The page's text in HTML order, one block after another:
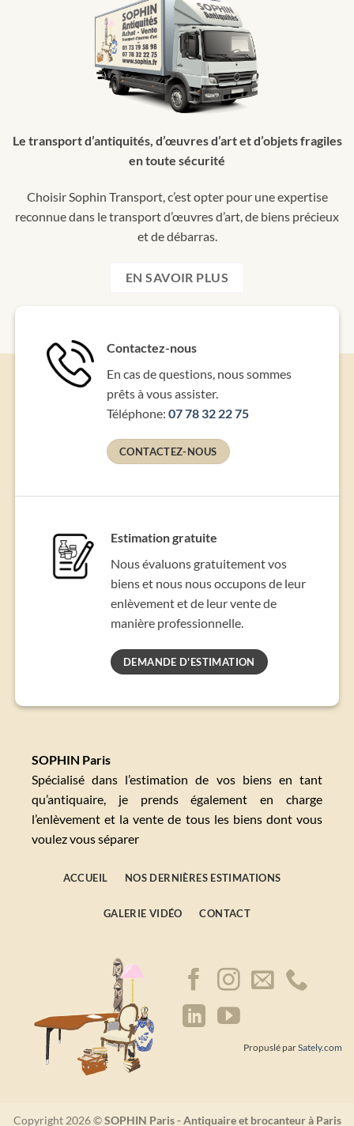
Le transport d’antiquités, d’œuvres d’art et d’objets fragiles
en toute sécurité
Choisir Sophin Transport, c’est opter pour une expertise
reconnue dans le transport d’œuvres d’art, de biens précieux
et de débarras.
EN SAVOIR PLUS
Contactez-nous
En cas de questions, nous sommes
prêts à vous assister.
Téléphone: 07 78 32 22 75
CONTACTEZ-NOUS
Estimation gratuite
Nous évaluons gratuitement vos
biens et nous nous occupons de leur
enlèvement et de leur vente de
manière professionnelle.
DEMANDE D'ESTIMATION
SOPHIN Paris
Spécialisé dans l’estimation de vos biens en tant
qu’antiquaire, je prends également en charge
l’enlèvement et la vente de tous les biens dont vous
voulez vous séparer
ACCUEIL NOS DERNIÈRES ESTIMATIONS
GALERIE VIDÉO CONTACT
Propuslé parSately.com
Copyright 2026 ©SOPHIN Paris - Antiquaire et brocanteur à Paris